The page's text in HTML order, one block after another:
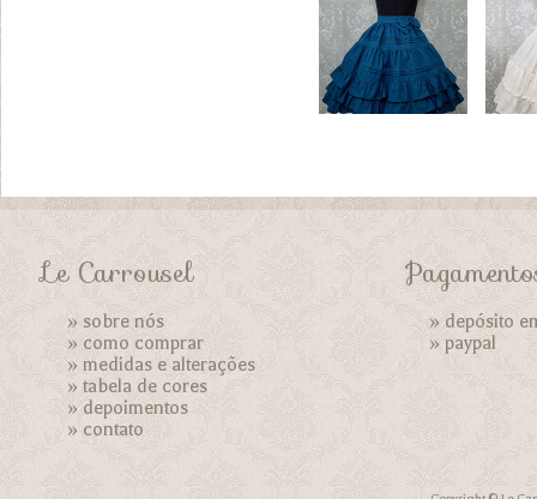
Le Carrousel
»sobre nós
»como comprar
»medidas e alterações
»tabela de cores
»depoimentos
»contato
» depósito
»paypal